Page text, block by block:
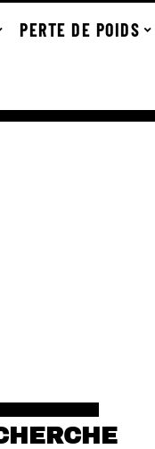
PERTE DE POIDS